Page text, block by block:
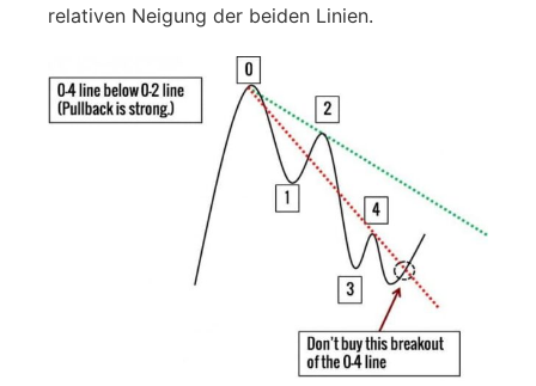
relativen Neigung der beiden Linien.